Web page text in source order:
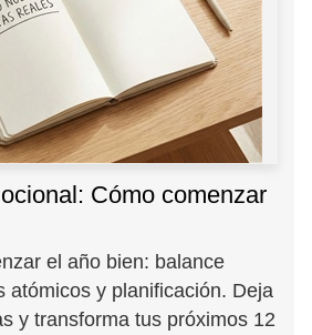
Cómo comenzar
el año bien: balance
atómicos y planificación. Deja
y transforma tus próximos 12